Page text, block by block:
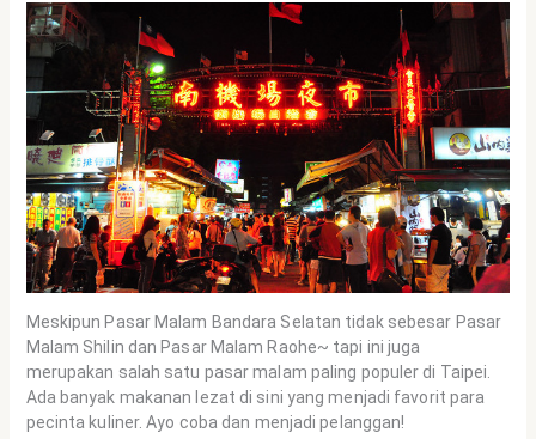
Meskipun Pasar Malam Bandara Selatan tidak sebesar Pasar
Malam Shilin dan Pasar Malam Raohe~ tapi ini juga
merupakan salah satu pasar malam paling populer di Taipei.
Ada banyak makanan lezat di sini yang menjadi favorit para
pecinta kuliner. Ayo coba dan menjadi pelanggan!